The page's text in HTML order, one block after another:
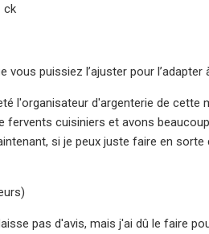
ck
vous puissiez l’ajuster pour
l'organisateur d'argenterie de
cuisiniers et avons
si je peux juste faire en
pas d'avis, mais j'ai dû le faire